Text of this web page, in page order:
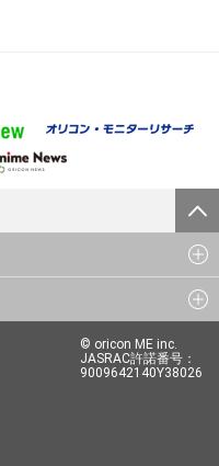
© oricon ME inc.
JASRAC許諾番号：
9009642140Y38026